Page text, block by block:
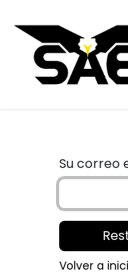
Su correo
Volver a